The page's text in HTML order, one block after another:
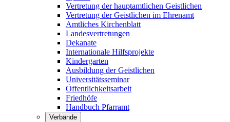
Vertretung der hauptamtlichen Geistlichen
Vertretung der Geistlichen im Ehrenamt
Amtliches Kirchenblatt
Landesvertretungen
Dekanate
Internationale Hilfsprojekte
Kindergarten
Ausbildung der Geistlichen
Universitätsseminar
Öffentlichkeitsarbeit
Friedhöfe
Handbuch Pfarramt
Verbände